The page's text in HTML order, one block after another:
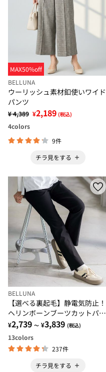
MAX50%off
BELLUNA
ウーリッシュ素材釦使いワイド
パンツ
¥ 4,389 ¥2,189 (税込)
4colors
9件
チラ見をする
BELLUNA
【選べる裏起毛】静電気防止！
ヘリンボーンブーツカットパン
ツ
¥2,739 ～ ¥3,839 (税込)
13colors
237件
チラ見をする